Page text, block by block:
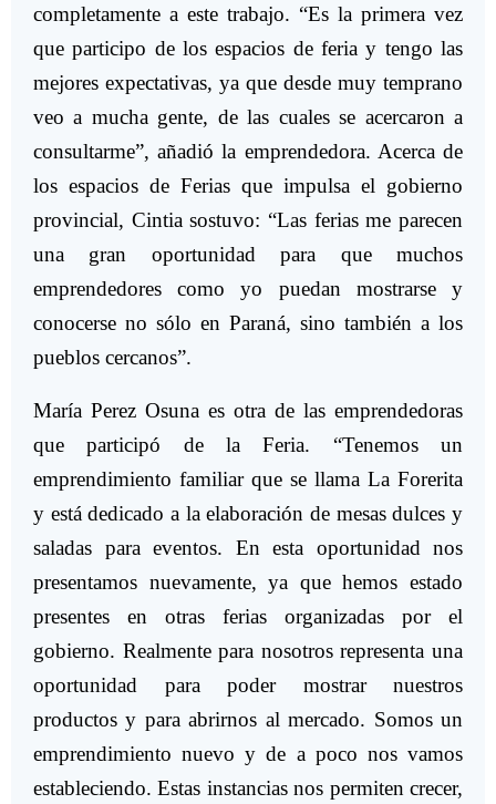
completamente a este trabajo. “Es la primera vez
que participo de los espacios de feria y tengo las
mejores expectativas, ya que desde muy temprano
veo a mucha gente, de las cuales se acercaron a
consultarme”, añadió la emprendedora. Acerca de
los espacios de Ferias que impulsa el gobierno
provincial, Cintia sostuvo: “Las ferias me parecen
una gran oportunidad para que muchos
emprendedores como yo puedan mostrarse y
conocerse no sólo en Paraná, sino también a los
pueblos cercanos”.
María Perez Osuna es otra de las emprendedoras
que participó de la Feria. “Tenemos un
emprendimiento familiar que se llama La Forerita
y está dedicado a la elaboración de mesas dulces y
saladas para eventos. En esta oportunidad nos
presentamos nuevamente, ya que hemos estado
presentes en otras ferias organizadas por el
gobierno. Realmente para nosotros representa una
oportunidad para poder mostrar nuestros
productos y para abrirnos al mercado. Somos un
emprendimiento nuevo y de a poco nos vamos
estableciendo. Estas instancias nos permiten crecer,